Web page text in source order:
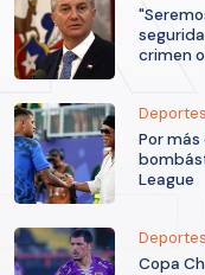
crimen
Por más
League
Copa